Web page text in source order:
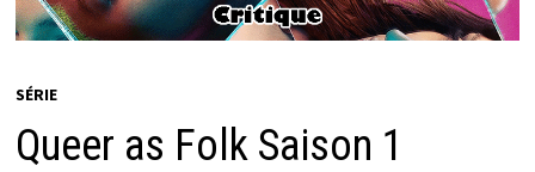
SÉRIE
Queer as Folk Saison 1